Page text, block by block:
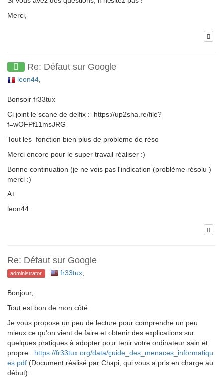
Merci,
Re: Défaut sur Google
leon44,
Bonsoir fr33tux
Ci joint le scane de delfix : https://up2sha.re/file?
f=wOFPf11msJRG
Tout les fonction bien plus de problème de réso
Merci encore pour le super travail réaliser :)
Bonne continuation (je ne vois pas l'indication (problème résolu )
merci :)
A+
leon44
Re: Défaut sur Google
administrator fr33tux,
Bonjour,
Tout est bon de mon côté.
Je vous propose un peu de lecture pour comprendre un peu
mieux ce qu'on vient de faire et obtenir des explications sur
quelques pratiques à adopter pour tenir votre ordinateur sain et
propre : https://fr33tux.org/data/guide_des_menaces_informatiqu
es.pdf (Document réalisé par Chapi, qui vous a pris en charge au
début).